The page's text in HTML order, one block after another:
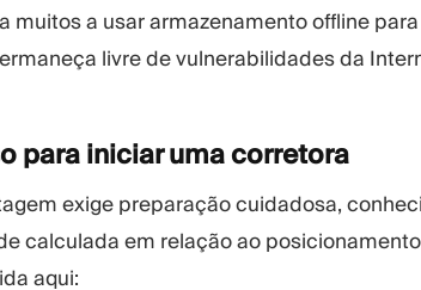
muitos a usar armazenamento offline
livre de vulnerabilidades da
para iniciar uma corretora
exige preparação cuidadosa,
calculada em relação ao
aqui: